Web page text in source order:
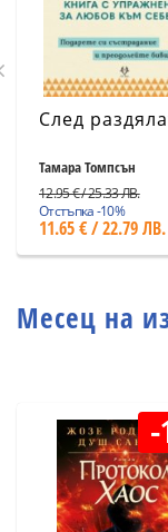
След
Тамара Томпсън
12.95 € / 25.33 ЛВ.
Отстъпка -10%
11.65 € / 22.79 ЛВ.
Месец на
-